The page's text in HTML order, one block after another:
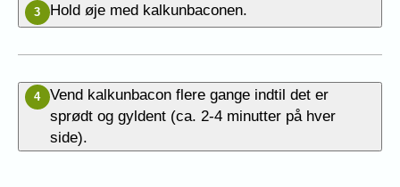
3 Hold øje med kalkunbaconen.
4
Vend kalkunbacon flere gange indtil det er
sprødt og gyldent (ca. 2-4 minutter på hver
side).